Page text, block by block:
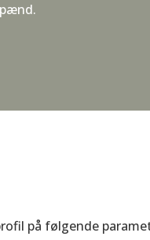
på følgende